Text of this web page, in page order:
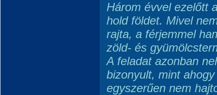
Három évvel ezelőtt
hold földet. Mivel
rajta, a férjemmel
zöld- és
A feladat azonban
bizonyult, mint
egyszerűen nem